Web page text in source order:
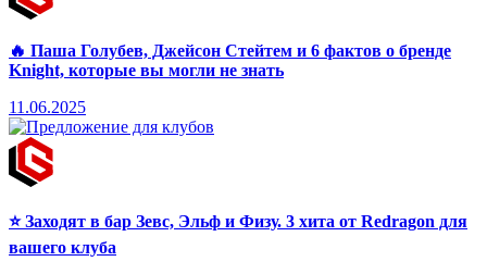
🔥 Паша Голубев, Джейсон Стейтем и 6 фактов о бренде
Knight, которые вы могли не знать
11.06.2025
⭐ Заходят в бар Зевс, Эльф и Физу. 3 хита от Redragon для
вашего клуба